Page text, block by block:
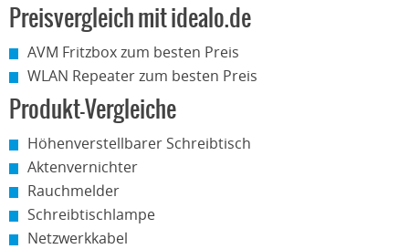
Preisvergleich mit idealo.de
AVM Fritzbox zum besten Preis
WLAN Repeater zum besten Preis
Produkt-Vergleiche
Höhenverstellbarer Schreibtisch
Aktenvernichter
Rauchmelder
Schreibtischlampe
Netzwerkkabel